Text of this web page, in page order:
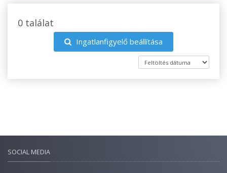
0 találat
Ingatlanfigyelő beállítása
SOCIAL MEDIA